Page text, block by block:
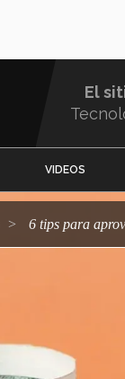
El
VIDEOS
6 tips para